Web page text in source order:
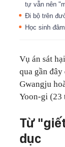
tự vẫn nên
Đi bộ trên
Học sinh
Vụ án sát
qua gần
Gwangju
Yoon-gi (23
Từ
dục